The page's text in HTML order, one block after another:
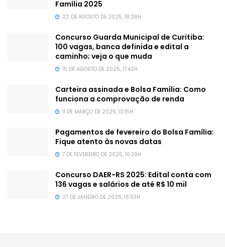
Família 2025
22 DE AGOSTO DE 2025, 18:28H
Concurso Guarda Municipal de Curitiba:
100 vagas, banca definida e edital a
caminho; veja o que muda
15 DE AGOSTO DE 2025, 17:42H
Carteira assinada e Bolsa Família: Como
funciona a comprovação de renda
11 DE MARÇO DE 2025, 10:15H
Pagamentos de fevereiro do Bolsa Família:
Fique atento às novas datas
7 DE FEVEREIRO DE 2025, 10:39H
Concurso DAER-RS 2025: Edital conta com
136 vagas e salários de até R$ 10 mil
27 DE JANEIRO DE 2025, 16:53H